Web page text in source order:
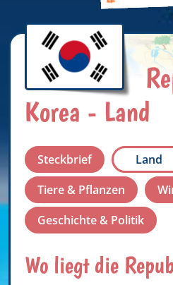
Korea - Land
Steckbrief Land
Tiere & Pflanzen
Geschichte & Politik
Wo liegt die